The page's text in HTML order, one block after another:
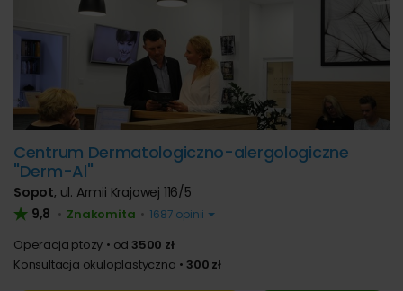
Centrum Dermatologiczno-alergologiczne
"Derm-Al"
Sopot, ul. Armii Krajowej 116/5
9,8 • Znakomita • 1687 opinii
Operacja ptozy od 3500 zł
Konsultacja okuloplastyczna
300 zł